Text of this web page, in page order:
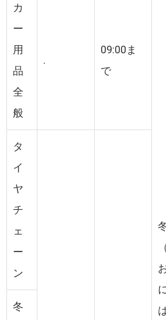
カ
ー
用
品
全
般
.
09:00ま
で
タ
イ
ヤ
チ
ェ
ー
ン
冬